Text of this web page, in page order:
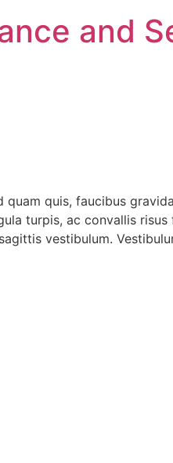
and
quis, faucibus
turpis, ac convallis
vestibulum.